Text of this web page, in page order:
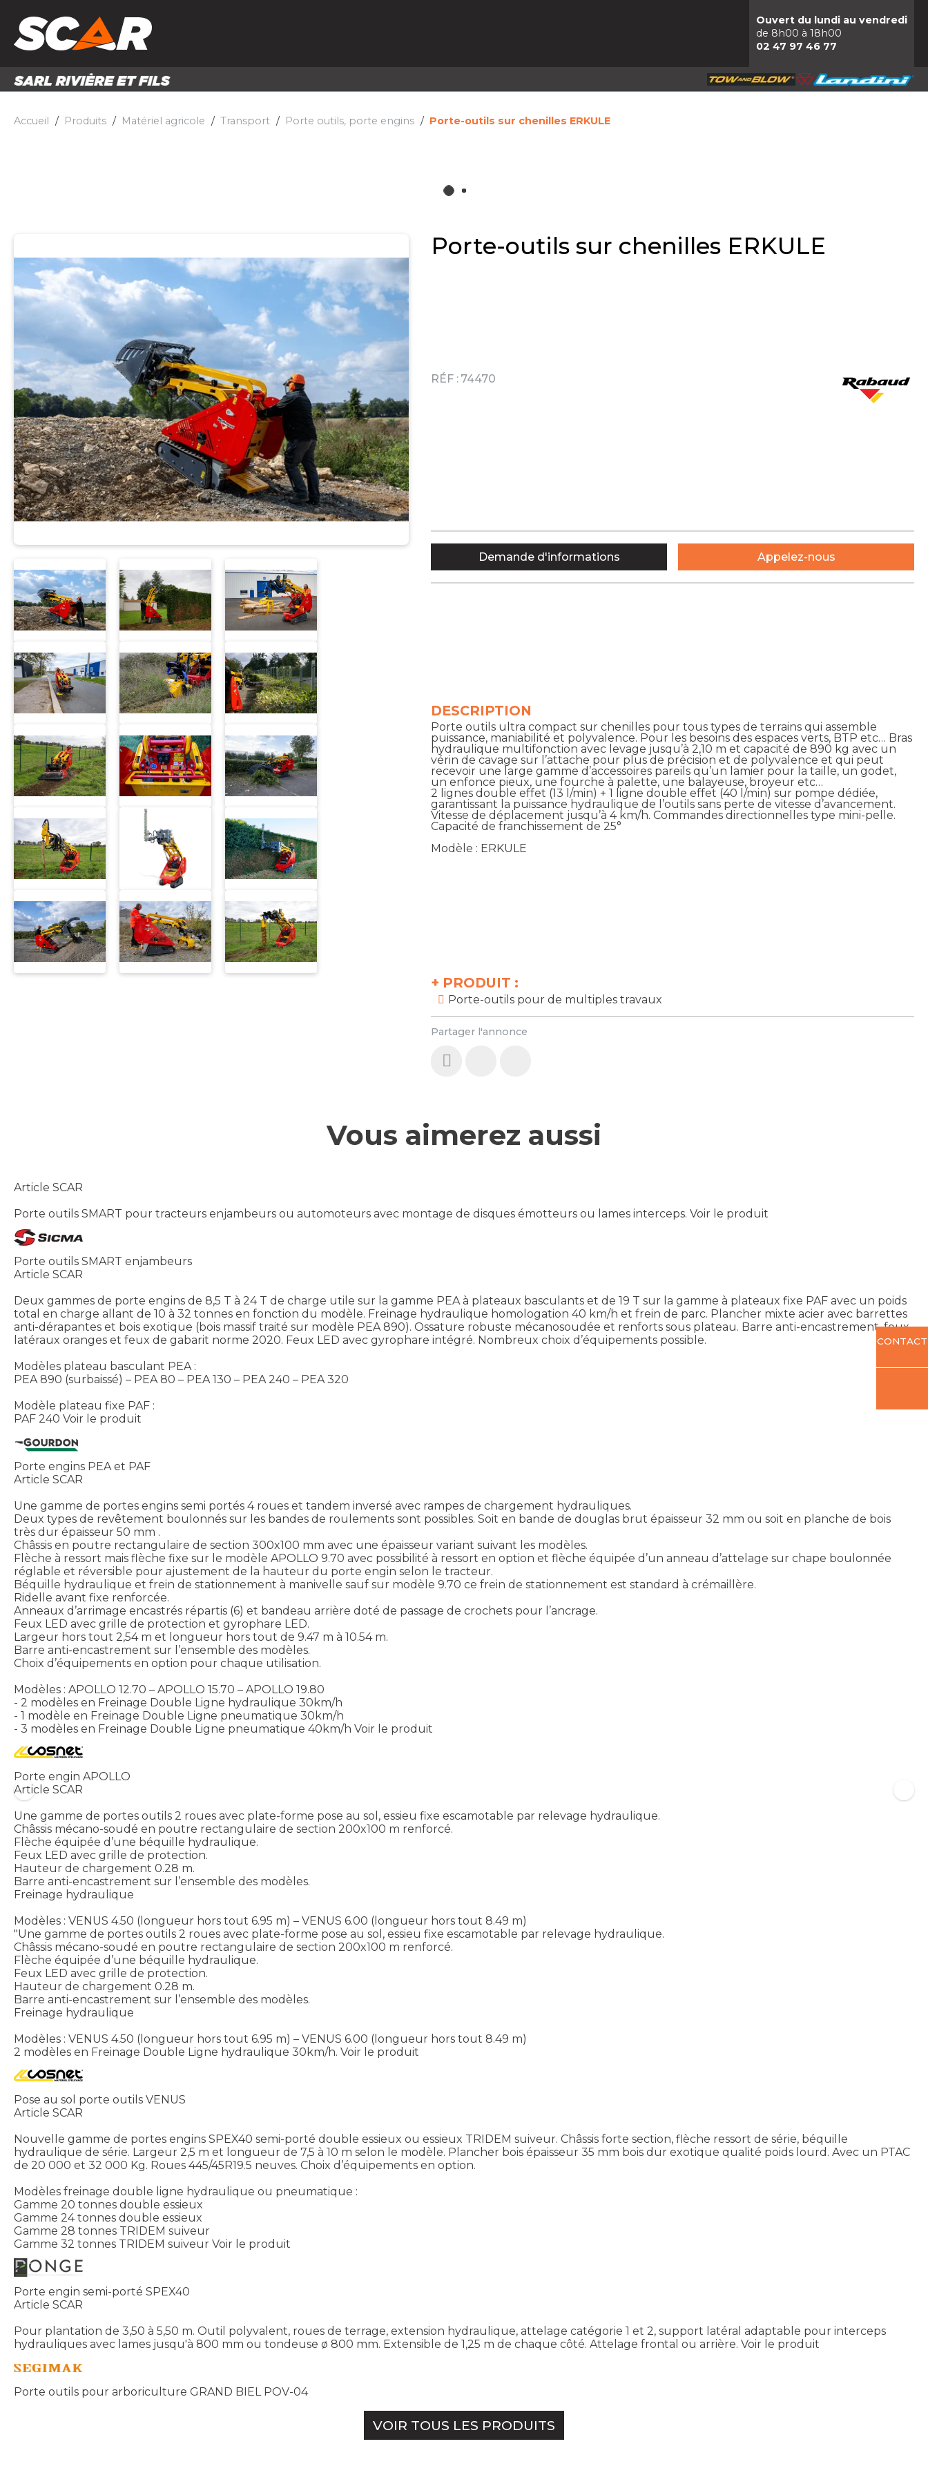
PIÈCES ET ACCESSOIRES
Ouvert du lundi au vendredi
de 8h00 à 18h00
02 47 97 46 77
Accueil Produits Matériel agricole Transport Porte outils, porte engins Porte-outils sur chenilles ERKULE
Porte-outils sur chenilles ERKULE
RÉF : 74470
+ PRODUIT :
Porte-outils pour de multiples travaux
Partager l'annonce
DESCRIPTION
Porte outils ultra compact sur chenilles pour tous types de terrains qui assemble
puissance, maniabilité et polyvalence. Pour les besoins des espaces verts, BTP etc… Bras
hydraulique multifonction avec levage jusqu’à 2,10 m et capacité de 890 kg avec un
vérin de cavage sur l’attache pour plus de précision et de polyvalence et qui peut
recevoir une large gamme d’accessoires pareils qu’un lamier pour la taille, un godet,
un enfonce pieux, une fourche à palette, une balayeuse, broyeur etc…
2 lignes double effet (13 l/min) + 1 ligne double effet (40 l/min) sur pompe dédiée,
garantissant la puissance hydraulique de l’outils sans perte de vitesse d’avancement.
Vitesse de déplacement jusqu’à 4 km/h. Commandes directionnelles type mini-pelle.
Capacité de franchissement de 25°
Modèle : ERKULE
Demande d'informations Appelez-nous
Vous aimerez aussi
Article SCAR
Porte outils SMART pour tracteurs enjambeurs ou automoteurs avec montage de disques émotteurs ou lames interceps. Voir le produit
Porte outils SMART enjambeurs
Article SCAR
Deux gammes de porte engins de 8,5 T à 24 T de charge utile sur la gamme PEA à plateaux basculants et de 19 T sur la gamme à plateaux fixe PAF avec un poids
total en charge allant de 10 à 32 tonnes en fonction du modèle. Freinage hydraulique homologation 40 km/h et frein de parc. Plancher mixte acier avec barrettes
anti-dérapantes et bois exotique (bois massif traité sur modèle PEA 890). Ossature robuste mécanosoudée et renforts sous plateau. Barre anti-encastrement, feux
latéraux oranges et feux de gabarit norme 2020. Feux LED avec gyrophare intégré. Nombreux choix d’équipements possible.
Modèles plateau basculant PEA :
PEA 890 (surbaissé) – PEA 80 – PEA 130 – PEA 240 – PEA 320
Modèle plateau fixe PAF :
PAF 240 Voir le produit
Porte engins PEA et PAF
Article SCAR
Une gamme de portes engins semi portés 4 roues et tandem inversé avec rampes de chargement hydrauliques.
Deux types de revêtement boulonnés sur les bandes de roulements sont possibles. Soit en bande de douglas brut épaisseur 32 mm ou soit en planche de bois
très dur épaisseur 50 mm .
Châssis en poutre rectangulaire de section 300x100 mm avec une épaisseur variant suivant les modèles.
Flèche à ressort mais flèche fixe sur le modèle APOLLO 9.70 avec possibilité à ressort en option et flèche équipée d’un anneau d’attelage sur chape boulonnée
réglable et réversible pour ajustement de la hauteur du porte engin selon le tracteur.
Béquille hydraulique et frein de stationnement à manivelle sauf sur modèle 9.70 ce frein de stationnement est standard à crémaillère.
Ridelle avant fixe renforcée.
Anneaux d’arrimage encastrés répartis (6) et bandeau arrière doté de passage de crochets pour l’ancrage.
Feux LED avec grille de protection et gyrophare LED.
Largeur hors tout 2,54 m et longueur hors tout de 9.47 m à 10.54 m.
Barre anti-encastrement sur l’ensemble des modèles.
Choix d’équipements en option pour chaque utilisation.
Modèles : APOLLO 12.70 – APOLLO 15.70 – APOLLO 19.80
- 2 modèles en Freinage Double Ligne hydraulique 30km/h
- 1 modèle en Freinage Double Ligne pneumatique 30km/h
- 3 modèles en Freinage Double Ligne pneumatique 40km/h Voir le produit
Porte engin APOLLO
Article SCAR
Une gamme de portes outils 2 roues avec plate-forme pose au sol, essieu fixe escamotable par relevage hydraulique.
Châssis mécano-soudé en poutre rectangulaire de section 200x100 m renforcé.
Flèche équipée d’une béquille hydraulique.
Feux LED avec grille de protection.
Hauteur de chargement 0.28 m.
Barre anti-encastrement sur l’ensemble des modèles.
Freinage hydraulique
Modèles : VENUS 4.50 (longueur hors tout 6.95 m) – VENUS 6.00 (longueur hors tout 8.49 m)
"Une gamme de portes outils 2 roues avec plate-forme pose au sol, essieu fixe escamotable par relevage hydraulique.
Châssis mécano-soudé en poutre rectangulaire de section 200x100 m renforcé.
Flèche équipée d’une béquille hydraulique.
Feux LED avec grille de protection.
Hauteur de chargement 0.28 m.
Barre anti-encastrement sur l’ensemble des modèles.
Freinage hydraulique
Modèles : VENUS 4.50 (longueur hors tout 6.95 m) – VENUS 6.00 (longueur hors tout 8.49 m)
2 modèles en Freinage Double Ligne hydraulique 30km/h. Voir le produit
Pose au sol porte outils VENUS
Article SCAR
Nouvelle gamme de portes engins SPEX40 semi-porté double essieux ou essieux TRIDEM suiveur. Châssis forte section, flèche ressort de série, béquille
hydraulique de série. Largeur 2,5 m et longueur de 7,5 à 10 m selon le modèle. Plancher bois épaisseur 35 mm bois dur exotique qualité poids lourd. Avec un PTAC
de 20 000 et 32 000 Kg. Roues 445/45R19.5 neuves. Choix d’équipements en option.
Modèles freinage double ligne hydraulique ou pneumatique :
Gamme 20 tonnes double essieux
Gamme 24 tonnes double essieux
Gamme 28 tonnes TRIDEM suiveur
Gamme 32 tonnes TRIDEM suiveur Voir le produit
Porte engin semi-porté SPEX40
Article SCAR
Pour plantation de 3,50 à 5,50 m. Outil polyvalent, roues de terrage, extension hydraulique, attelage catégorie 1 et 2, support latéral adaptable pour interceps
hydrauliques avec lames jusqu'à 800 mm ou tondeuse ø 800 mm. Extensible de 1,25 m de chaque côté. Attelage frontal ou arrière. Voir le produit
Porte outils pour arboriculture GRAND BIEL POV-04
VOIR TOUS LES PRODUITS
CONTACT